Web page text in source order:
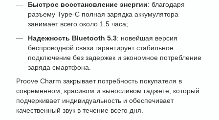
Быстрое восстановление энергии: благодаря
разъему Type-C полная зарядка аккумулятора
занимает всего около 1.5 часа;
Надежность Bluetooth 5.3: новейшая версия
беспроводной связи гарантирует стабильное
подключение без задержек и экономное потребление
заряда смартфона.
Proove Charm закрывает потребность покупателя в
современном, красивом и выносливом гаджете, который
подчеркивает индивидуальность и обеспечивает
качественный звук в течение всего дня.